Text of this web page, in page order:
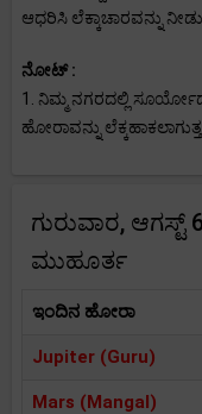
ಆಧರಿಸಿ ಲೆಕ್ಕಾಚಾರವನ್ನು
ನೋಟ್ :
1. ನಿಮ್ಮ ನಗರದಲ್ಲಿ
ಹೋರಾವನ್ನು
ಗುರುವಾರ,
ಮುಹೂರ್ತ
ಇಂದಿನ ಹೋರಾ
Jupiter (Guru)
Mars (Mangal)